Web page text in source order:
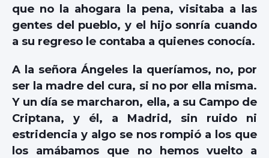
que no la ahogara la pena, visitaba a las
gentes del pueblo, y el hijo sonría cuando
a su regreso le contaba a quienes conocía.
A la señora Ángeles la queríamos, no, por
ser la madre del cura, si no por ella misma.
Y un día se marcharon, ella, a su Campo de
Criptana, y él, a Madrid, sin ruido ni
estridencia y algo se nos rompió a los que
los amábamos que no hemos vuelto a